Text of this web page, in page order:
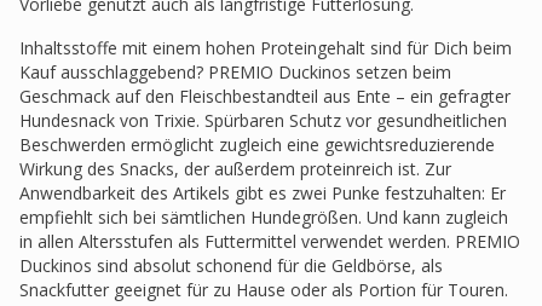
Inhaltsstoffe mit einem hohen Proteingehalt sind für Dich beim
Kauf ausschlaggebend? PREMIO Duckinos setzen beim
Geschmack auf den Fleischbestandteil aus Ente – ein gefragter
Hundesnack von Trixie. Spürbaren Schutz vor gesundheitlichen
Beschwerden ermöglicht zugleich eine gewichtsreduzierende
Wirkung des Snacks, der außerdem proteinreich ist. Zur
Anwendbarkeit des Artikels gibt es zwei Punke festzuhalten: Er
empfiehlt sich bei sämtlichen Hundegrößen. Und kann zugleich
in allen Altersstufen als Futtermittel verwendet werden. PREMIO
Duckinos sind absolut schonend für die Geldbörse, als
Snackfutter geeignet für zu Hause oder als Portion für Touren.